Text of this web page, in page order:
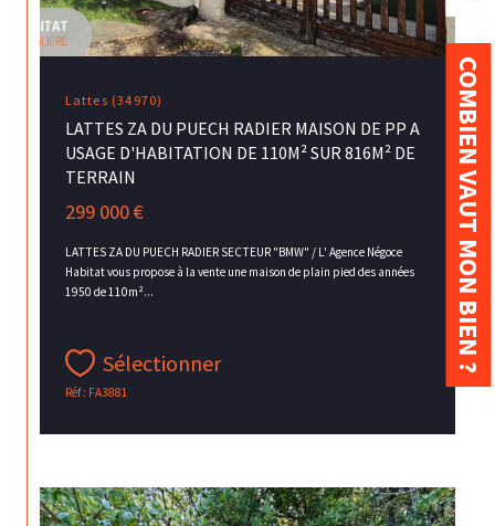
COMBIEN VAUT MON BIEN ?
Lattes (34970)
LATTES ZA DU PUECH RADIER MAISON DE PP A
USAGE D'HABITATION DE 110M² SUR 816M² DE
TERRAIN
299 000 €
LATTES ZA DU PUECH RADIER SECTEUR "BMW" / L' Agence Négoce
Habitat vous propose à la vente une maison de plain pied des années
1950 de 110m²...
Sélectionner
Réf : FA3881